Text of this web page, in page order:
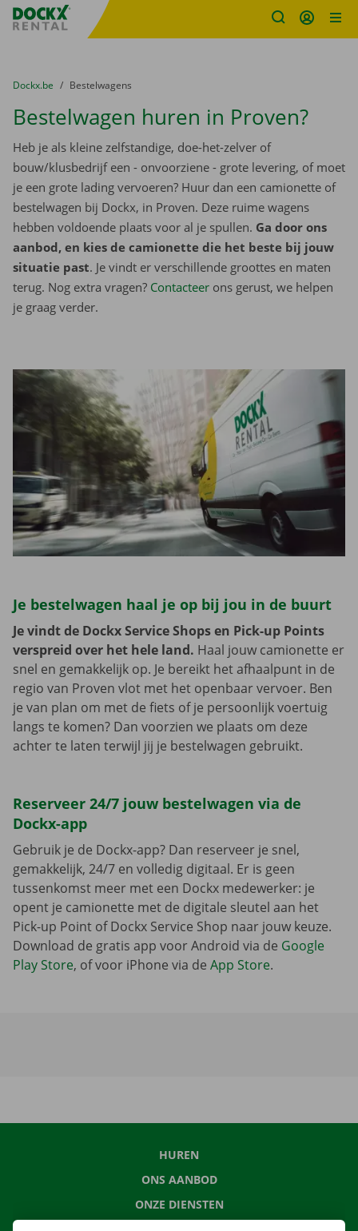
Fratello DEMO
U bevindt zich hier:
van
Dockx.be naar
Bestelwagens
Bestelwagen huren in Proven?
Heb je als kleine zelfstandige, doe-het-zelver of
bouw/klusbedrijf een - onvoorziene - grote levering, of moet
je een grote lading vervoeren? Huur dan een camionette of
bestelwagen bij Dockx, in Proven. Deze ruime wagens
hebben voldoende plaats voor al je spullen. Ga door ons
aanbod, en kies de camionette die het beste bij jouw
situatie past. Je vindt er verschillende groottes en maten
terug. Nog extra vragen? Contacteer ons gerust, we helpen
je graag verder.
Je bestelwagen haal je op bij jou in de buurt
Je vindt de Dockx Service Shops en Pick-up Points
verspreid over het hele land. Haal jouw camionette er
snel en gemakkelijk op. Je bereikt het afhaalpunt in de
regio van Proven vlot met het openbaar vervoer. Ben
je van plan om met de fiets of je persoonlijk voertuig
langs te komen? Dan voorzien we plaats om deze
achter te laten terwijl jij je bestelwagen gebruikt.
Reserveer 24/7 jouw bestelwagen via de
Dockx-app
Gebruik je de Dockx-app? Dan reserveer je snel,
gemakkelijk, 24/7 en volledig digitaal. Er is geen
tussenkomst meer met een Dockx medewerker: je
opent je camionette met de digitale sleutel aan het
Pick-up Point of Dockx Service Shop naar jouw keuze.
Download de gratis app voor Android via de Google
Play Store, of voor iPhone via de App Store.
HUREN
ONS AANBOD
ONZE DIENSTEN